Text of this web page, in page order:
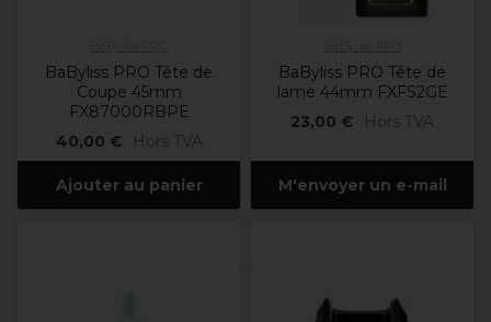
BaByliss PRO Tête de
Coupe 45mm
FX87000RBPE
40,00 €
Hors TVA
Ajouter au panier
BaByliss PRO Tête de
lame 44mm FXFS2GE
23,00 €
Hors TVA
M'envoyer un e-mail